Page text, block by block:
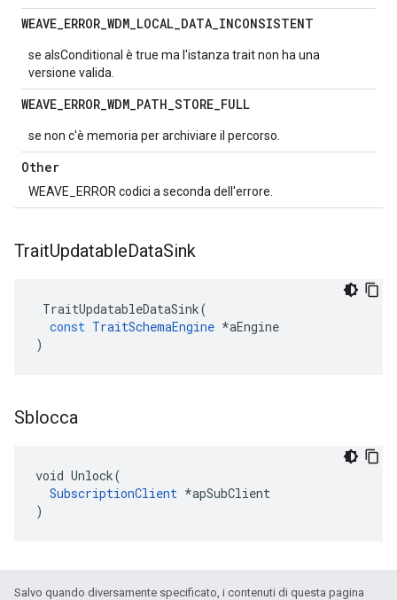
WEAVE_ERROR_WDM_LOCAL_DATA_INCONSISTENT
se aIsConditional è true ma l'istanza trait non ha una
versione valida.
WEAVE_ERROR_WDM_PATH_STORE_FULL
se non c'è memoria per archiviare il percorso.
Other
WEAVE_ERROR codici a seconda dell'errore.
TraitUpdatableDataSink
TraitUpdatableDataSink(
const TraitSchemaEngine *aEngine
)
Sblocca
void Unlock(
SubscriptionClient *apSubClient
)
Salvo quando diversamente specificato, i contenuti di questa pagina